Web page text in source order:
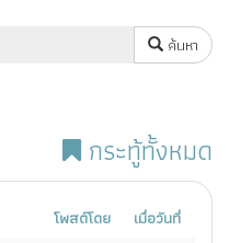
ค้นหา
กระทู้ทั้งหมด
โพสต์โดย เมื่อวันที่